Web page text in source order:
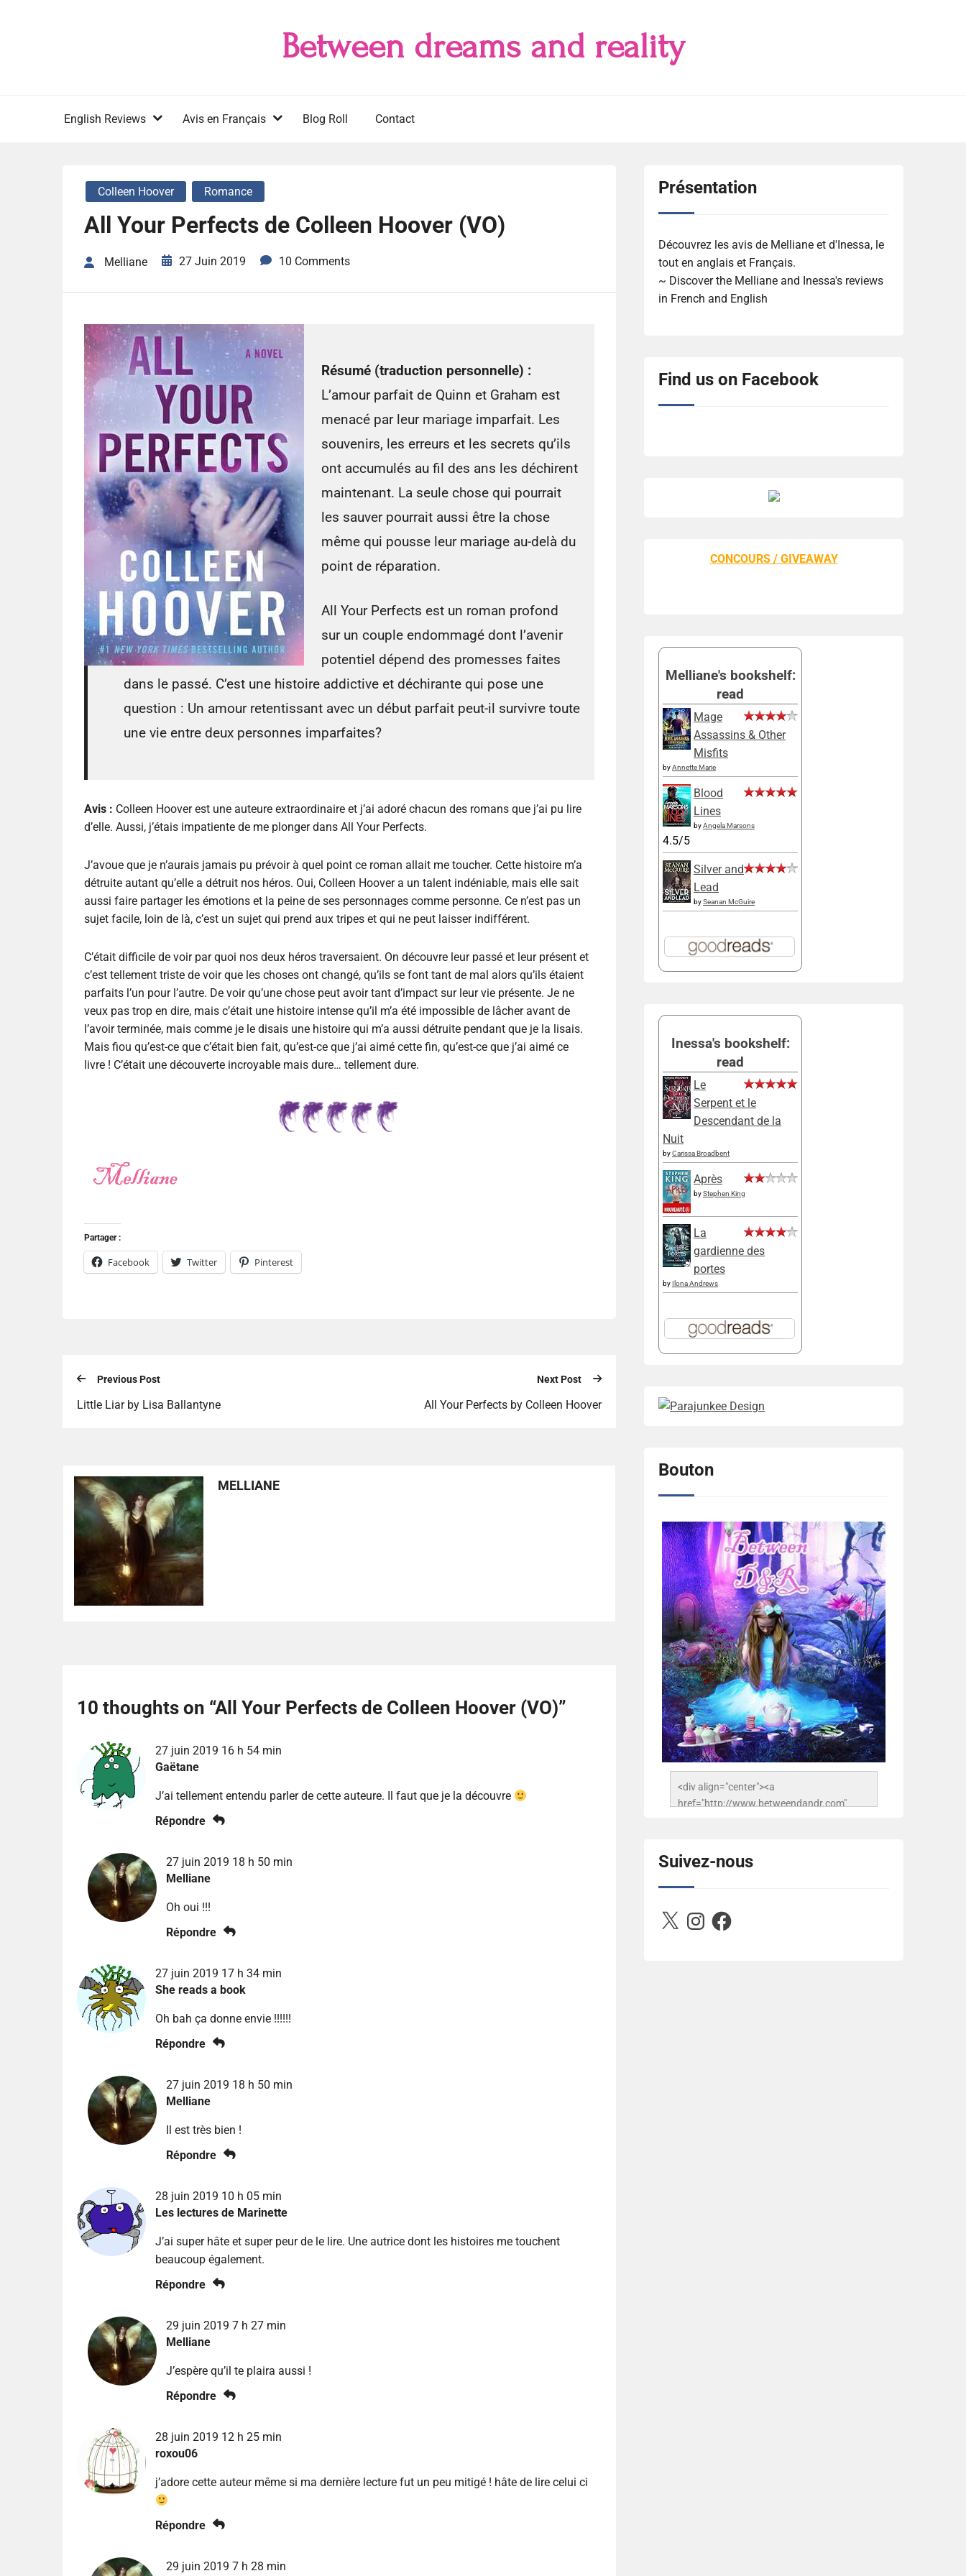
Between dreams and reality
English Reviews Avis en Français Blog Roll Contact
Colleen Hoover Romance
All Your Perfects de Colleen Hoover (VO)
Melliane 27 Juin 2019 10 Comments
Résumé (traduction personnelle) :
L’amour parfait de Quinn et Graham est
menacé par leur mariage imparfait. Les
souvenirs, les erreurs et les secrets qu’ils
ont accumulés au fil des ans les déchirent
maintenant. La seule chose qui pourrait
les sauver pourrait aussi être la chose
même qui pousse leur mariage au-delà du
point de réparation.
All Your Perfects est un roman profond
sur un couple endommagé dont l’avenir
potentiel dépend des promesses faites
dans le passé. C’est une histoire addictive et déchirante qui pose une
question : Un amour retentissant avec un début parfait peut-il survivre toute
une vie entre deux personnes imparfaites?
Avis : Colleen Hoover est une auteure extraordinaire et j’ai adoré chacun des romans que j’ai pu lire
d’elle. Aussi, j’étais impatiente de me plonger dans All Your Perfects.
J’avoue que je n’aurais jamais pu prévoir à quel point ce roman allait me toucher. Cette histoire m’a
détruite autant qu’elle a détruit nos héros. Oui, Colleen Hoover a un talent indéniable, mais elle sait
aussi faire partager les émotions et la peine de ses personnages comme personne. Ce n’est pas un
sujet facile, loin de là, c’est un sujet qui prend aux tripes et qui ne peut laisser indifférent.
C’était difficile de voir par quoi nos deux héros traversaient. On découvre leur passé et leur présent et
c’est tellement triste de voir que les choses ont changé, qu’ils se font tant de mal alors qu’ils étaient
parfaits l’un pour l’autre. De voir qu’une chose peut avoir tant d’impact sur leur vie présente. Je ne
veux pas trop en dire, mais c’était une histoire intense qu’il m’a été impossible de lâcher avant de
l’avoir terminée, mais comme je le disais une histoire qui m’a aussi détruite pendant que je la lisais.
Mais fiou qu’est-ce que c’était bien fait, qu’est-ce que j’ai aimé cette fin, qu’est-ce que j’ai aimé ce
livre ! C’était une découverte incroyable mais dure… tellement dure.
Partager :
Facebook Twitter Pinterest
Previous Post
Little Liar by Lisa Ballantyne
Next Post
All Your Perfects by Colleen Hoover
MELLIANE
10 thoughts on “All Your Perfects de Colleen Hoover (VO)”
27 juin 2019 16 h 54 min
Gaëtane
J’ai tellement entendu parler de cette auteure. Il faut que je la découvre
Répondre
27 juin 2019 18 h 50 min
Melliane
Oh oui !!!
Répondre
27 juin 2019 17 h 34 min
She reads a book
Oh bah ça donne envie !!!!!!
Répondre
27 juin 2019 18 h 50 min
Melliane
Il est très bien !
Répondre
28 juin 2019 10 h 05 min
Les lectures de Marinette
J’ai super hâte et super peur de le lire. Une autrice dont les histoires me touchent
beaucoup également.
Répondre
29 juin 2019 7 h 27 min
Melliane
J’espère qu’il te plaira aussi !
Répondre
28 juin 2019 12 h 25 min
roxou06
j’adore cette auteur même si ma dernière lecture fut un peu mitigé ! hâte de lire celui ci
Répondre
29 juin 2019 7 h 28 min
Présentation
Découvrez les avis de Melliane et d'Inessa, le
tout en anglais et Français.
~ Discover the Melliane and Inessa's reviews
in French and English
Find us on Facebook
CONCOURS / GIVEAWAY
Melliane's bookshelf:
read
Mage
Assassins & Other
Misfits
byAnnette Marie
Blood
Lines
byAngela Marsons
4.5/5
Silver and
Lead
bySeanan McGuire
Inessa's bookshelf:
read
Le
Serpent et le
Descendant de la
Nuit
byCarissa Broadbent
Après
byStephen King
La
gardienne des
portes
by Ilona Andrews
Bouton
<div align="center"><a
href="http://www.betweendandr.com"
503716673157532-
2788222864243652657-n.jpg"
alt="Between D&R" style="border:none;" />
Suivez-nous
X InstagramFacebook